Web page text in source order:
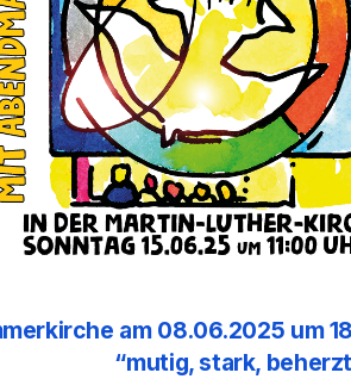
am 08.06.2025 um
“mutig, stark,